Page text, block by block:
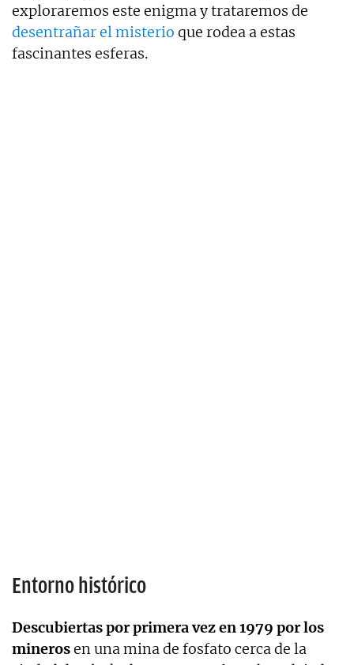
exploraremos este enigma y trataremos de
desentrañar el misterio que rodea a estas
fascinantes esferas.
Entorno histórico
Descubiertas por primera vez en 1979 por los
minerosen una mina de fosfato cerca de la